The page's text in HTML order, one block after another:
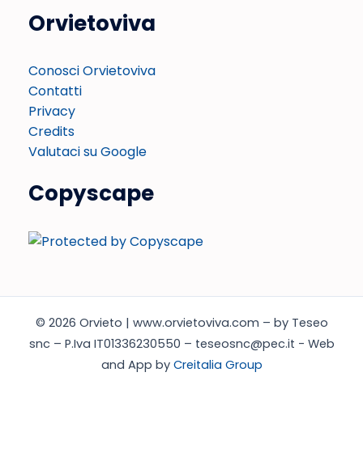
Orvietoviva
Conosci Orvietoviva
Contatti
Privacy
Credits
Valutaci su Google
Copyscape
© 2026 Orvieto | www.orvietoviva.com – by Teseo
snc – P.Iva IT01336230550 – teseosnc@pec.it - Web
and App by Creitalia Group